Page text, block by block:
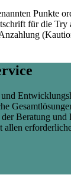
Punkte
für die
Beratung
allen